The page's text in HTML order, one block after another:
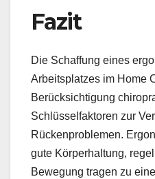
Fazit
Die Schaffung eines
Arbeitsplatzes im Home
Berücksichtigung
Schlüsselfaktoren zur
Rückenproblemen.
gute Körperhaltung,
Bewegung tragen zu